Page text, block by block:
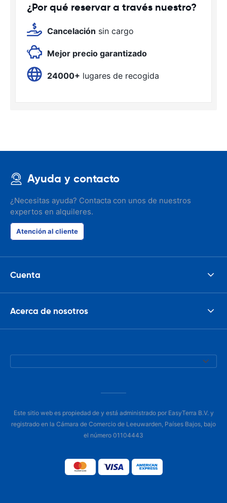
¿Por qué reservar a través nuestro?
Cancelación sin cargo
Mejor precio garantizado
24000+ lugares de recogida
Ayuda y contacto
¿Necesitas ayuda? Contacta con unos de nuestros
expertos en alquileres.
Atención al cliente
Cuenta
Acerca de nosotros
Este sitio web es propiedad de y está administrado por EasyTerra B.V. y
registrado en la Cámara de Comercio de Leeuwarden, Países Bajos, bajo
el número 01104443